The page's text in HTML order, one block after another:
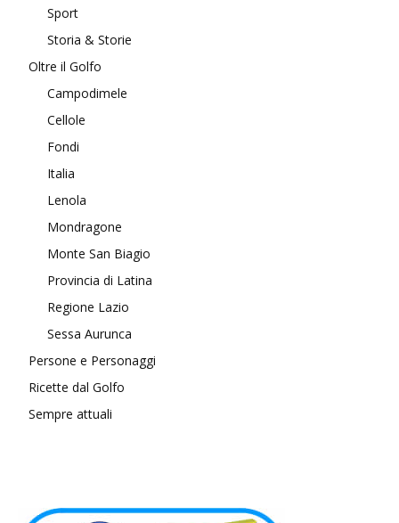
Sport
Storia & Storie
Oltre il Golfo
Campodimele
Cellole
Fondi
Italia
Lenola
Mondragone
Monte San Biagio
Provincia di Latina
Regione Lazio
Sessa Aurunca
Persone e Personaggi
Ricette dal Golfo
Sempre attuali